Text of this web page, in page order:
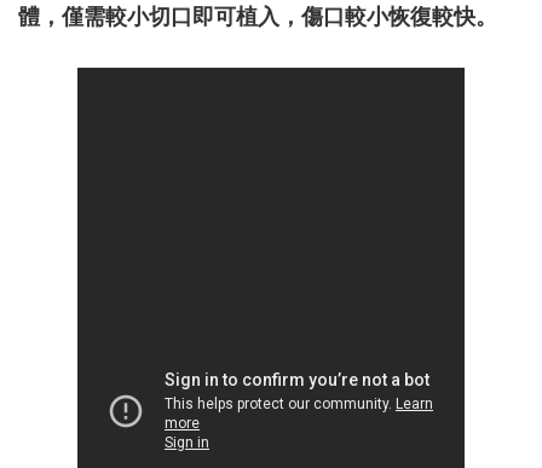
體，僅需較小切口即可植入，傷口較小恢復較快。